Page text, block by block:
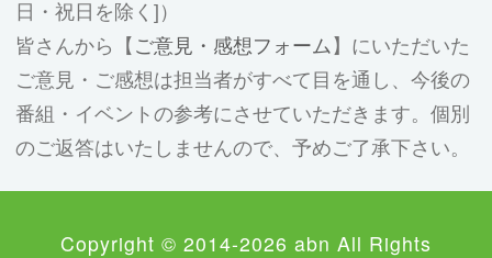
日・祝日を除く]）
皆さんから【 ご意見・感想フォーム 】にいただいた
ご意見・ご感想は担当者がすべて目を通し、今後の
番組・イベントの参考にさせていただきます。個別
のご返答はいたしませんので、予めご了承下さい。
Copyright © 2014-2026 abn All Rights